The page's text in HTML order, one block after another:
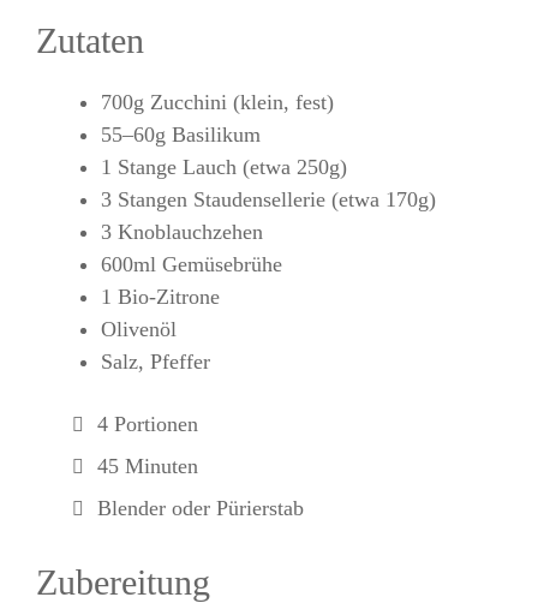
Zutaten
700g Zucchini (klein, fest)
55–60g Basilikum
1 Stange Lauch (etwa 250g)
3 Stangen Staudensellerie (etwa 170g)
3 Knoblauchzehen
600ml Gemüsebrühe
1 Bio-Zitrone
Olivenöl
Salz, Pfeffer
4 Portionen
45 Minuten
Blender oder Pürierstab
Zubereitung